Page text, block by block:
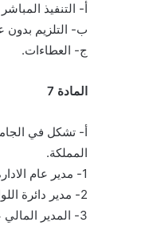
أ- التنفيذ
ب- التلزيم بدون
ج- العطاءات.
المادة 7
أ- تشكل في
المملكة.
1- مدير عام الادارة رئيساً
2- مدير دائرة اللوازم المركزية عضوا
3- المدير المالي عضوا